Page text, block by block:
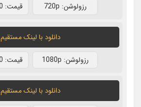
رزولوشن: 720p قيمت: 8500 تومان
دانلود با لينک مستقيم
رزولوشن: 1080p قيمت: 9500 تومان
دانلود با لينک مستقيم